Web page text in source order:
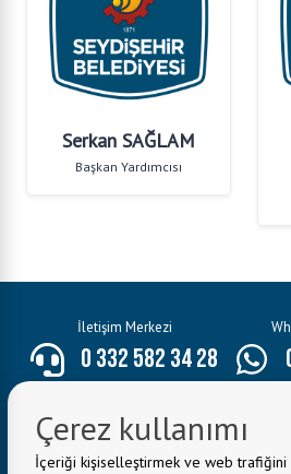
Serkan SAĞLAM
Başkan Yardımcısı
İletişim Merkezi
0 332 582 34 28
Belediye Adresi:Hacı Seyit Ali Mahallesi
Seydişehir/
Çerez kullanımı
İçeriği kişiselleştirmek ve web trafiğini